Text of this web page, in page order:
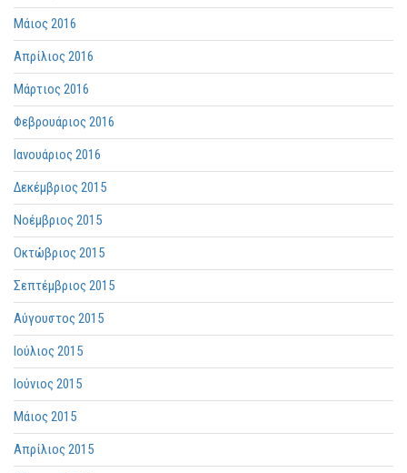
Μάιος 2016
Απρίλιος 2016
Μάρτιος 2016
Φεβρουάριος 2016
Ιανουάριος 2016
Δεκέμβριος 2015
Νοέμβριος 2015
Οκτώβριος 2015
Σεπτέμβριος 2015
Αύγουστος 2015
Ιούλιος 2015
Ιούνιος 2015
Μάιος 2015
Απρίλιος 2015
How to begin your career in
How to begin your career in translation
SUBSCRIBE